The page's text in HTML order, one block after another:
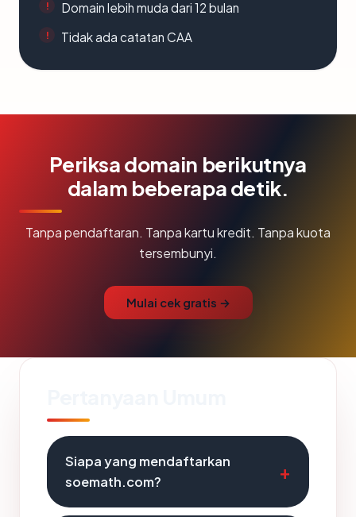
Domain lebih muda dari 12 bulan
Tidak ada catatan CAA
Periksa domain berikutnya
dalam beberapa detik.
Tanpa pendaftaran. Tanpa kartu kredit. Tanpa kuota
tersembunyi.
Mulai cek gratis →
Siapa yang mendaftarkan
soemath.com?